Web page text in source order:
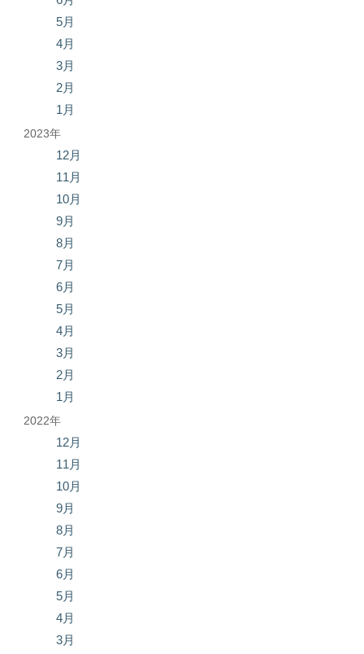
5月
4月
3月
2月
1月
2023年
12月
11月
10月
9月
8月
7月
6月
5月
4月
3月
2月
1月
2022年
12月
11月
10月
9月
8月
7月
6月
5月
4月
3月